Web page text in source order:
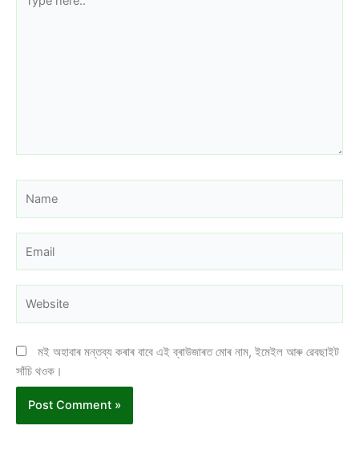
here..
মই অহাবাৰ মন্তব্য কৰাৰ বাবে এই ব্ৰাউজাৰত মোৰ নাম, ইমেইল আৰু ৱেবছাইট
সাঁচি থওক।